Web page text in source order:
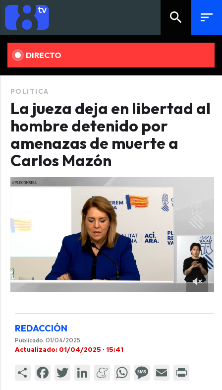
search sort
DIRECTO
POLITICA
La jueza deja en libertad al
hombre detenido por
amenazas de muerte a
Carlos Mazón
REDACCIÓN
Publicado: 01/04/2025
Actualizado: 01/04/2025 · 15:41